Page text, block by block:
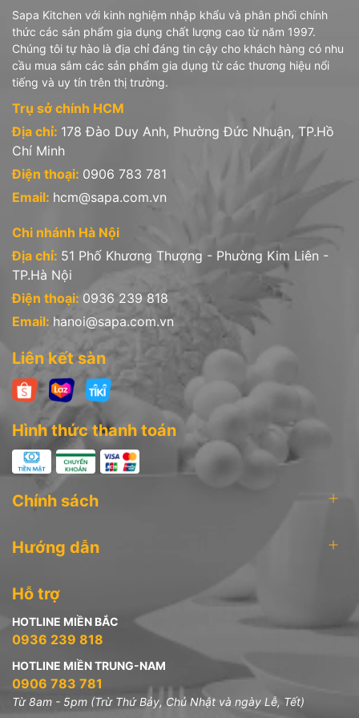
Văn phòng công ty:
* Trụ sở tại Hồ Chí Minh: 178 Đào Duy Anh, P.9, Q. Phú Nhuận,
Tp.HCM.
Hotline: 0906 783 781
* Chi nhánh tại Hà Nội: 51 Phố Khương Thượng - Phường Trung
Liệt - Quận Đống Đa - Hà Nội
Sapa Kitchen với kinh nghiệm nhập khẩu và phân phối chính
thức các sản phẩm gia dụng chất lượng cao từ năm 1997.
Chúng tôi tự hào là địa chỉ đáng tin cậy cho khách hàng có nhu
cầu mua sắm các sản phẩm gia dụng từ các thương hiệu nổi
tiếng và uy tín trên thị trường.
Trụ sở chính HCM
Địa chỉ: 178 Đào Duy Anh, Phường Đức Nhuận, TP.Hồ
Chí Minh
Điện thoại: 0906 783 781
Email: hcm@sapa.com.vn
Chi nhánh Hà Nội
Địa chỉ: 51 Phố Khương Thượng - Phường Kim Liên -
TP.Hà Nội
Điện thoại: 0936 239 818
Email: hanoi@sapa.com.vn
Liên kết sàn
Hình thức thanh toán
Chính sách
Hướng dẫn
Hỗ trợ
HOTLINE MIỀN BẮC
0936 239 818
HOTLINE MIỀN TRUNG-NAM
0906 783 781
Từ 8am - 5pm (Trừ Thứ Bảy, Chủ Nhật và ngày Lễ, Tết)